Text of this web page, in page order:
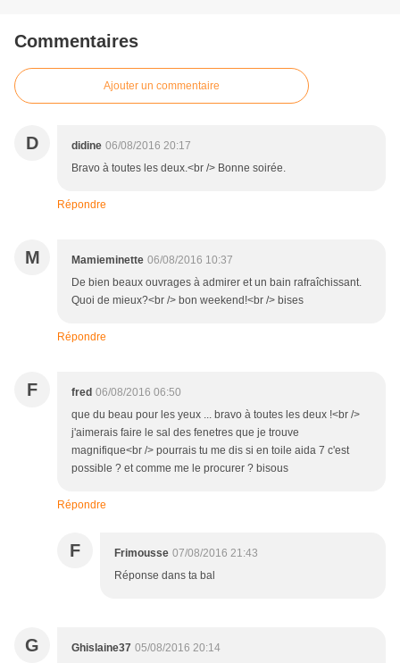
Commentaires
Ajouter un commentaire
D didine 06/08/2016 20:17
Bravo à toutes les deux.<br /> Bonne soirée.
Répondre
M Mamieminette 06/08/2016 10:37
De bien beaux ouvrages à admirer et un bain rafraîchissant.
Quoi de mieux?<br /> bon weekend!<br /> bises
Répondre
F fred 06/08/2016 06:50
que du beau pour les yeux ... bravo à toutes les deux !<br />
j'aimerais faire le sal des fenetres que je trouve
magnifique<br /> pourrais tu me dis si en toile aida 7 c'est
possible ? et comme me le procurer ? bisous
Répondre
F Frimousse 07/08/2016 21:43
Réponse dans ta bal
G Ghislaine37 05/08/2016 20:14